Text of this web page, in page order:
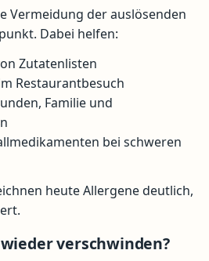
Vermeidung der auslösenden
Dabei helfen:
Zutatenlisten
Restaurantbesuch
Familie und
bei schweren
heute Allergene deutlich,
verschwinden?